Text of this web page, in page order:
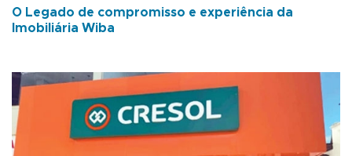
O Legado de compromisso e experiência da
Imobiliária Wiba